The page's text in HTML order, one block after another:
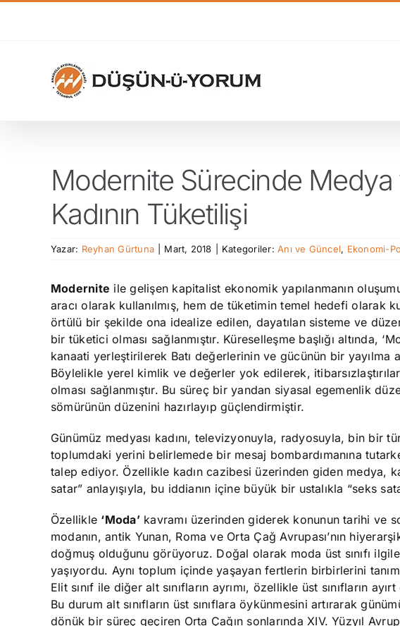
Modernite Sürecinde Medya
Kadının Tüketilişi
Yazar: Reyhan Gürtuna Mart, 2018 Kategoriler:Anı ve Güncel, Ekonomi-
Modernite ile gelişen kapitalist ekonomik yapılanmanın
aracı olarak kullanılmış, hem de tüketimin temel hedefi olarak
örtülü bir şekilde ona idealize edilen, dayatılan sisteme ve
bir tüketici olması sağlanmıştır. Küreselleşme başlığı altında,
kanaati yerleştirilerek Batı değerlerinin ve gücünün bir yayılma
Böylelikle yerel kimlik ve değerler yok edilerek,
olması sağlanmıştır. Bu süreç bir yandan siyasal egemenlik
sömürünün düzenini hazırlayıp güçlendirmiştir.
Günümüz medyası kadını, televizyonuyla, radyosuyla, bin bir
toplumdaki yerini belirlemede bir mesaj bombardımanına
talep ediyor. Özellikle kadın cazibesi üzerinden giden medya,
satar” anlayışıyla, bu iddianın içine büyük bir ustalıkla “seks
Özellikle ‘Moda’kavramı üzerinden giderek konunun tarihi ve
modanın, antik Yunan, Roma ve Orta Çağ Avrupası’nın
doğmuş olduğunu görüyoruz. Doğal olarak moda üst sınıfı
yaşıyordu. Aynı toplum içinde yaşayan fertlerin birbirlerini
Elit sınıf ile diğer alt sınıfların ayrımı, özellikle üst sınıfların
Bu durum alt sınıfların üst sınıflara öykünmesini artırarak
dönük bir süreç geçiren Orta Çağın sonlarında XIV. Yüzyıl